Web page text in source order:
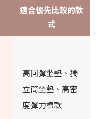
適合優先比較的款
式
高回彈坐墊、獨
立筒坐墊、高密
度彈力棉款